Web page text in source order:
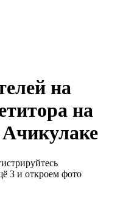
на
на
3 и откроем фото